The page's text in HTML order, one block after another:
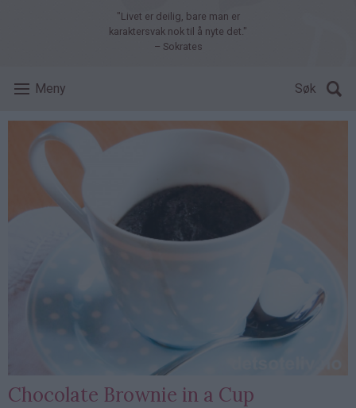
"Livet er deilig, bare man er
karaktersvak nok til å nyte det."
– Sokrates
Meny Søk
Chocolate Brownie in a Cup